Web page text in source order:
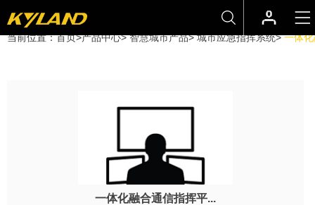
当前位置：首页>产品中心>智慧城市产品>城市应急指挥系统>一体
一体化融合通信指挥平...